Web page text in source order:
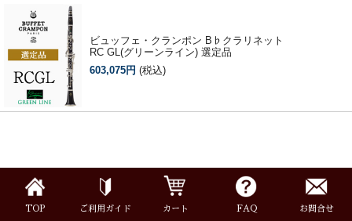
ビュッフェ・クランポン B♭クラリネット
RC GL(グリーンライン) 選定品
603,075円 (税込)
TOP ご利用ガイド カート FAQ お問合せ